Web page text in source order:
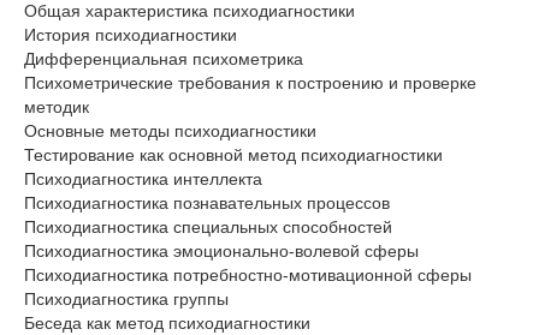
Общая характеристика психодиагностики
История психодиагностики
Дифференциальная психометрика
Психометрические требования к построению и проверке
методик
Основные методы психодиагностики
Тестирование как основной метод психодиагностики
Психодиагностика интеллекта
Психодиагностика познавательных процессов
Психодиагностика специальных способностей
Психодиагностика эмоционально-волевой сферы
Психодиагностика потребностно-мотивационной сферы
Психодиагностика группы
Беседа как метод психодиагностики